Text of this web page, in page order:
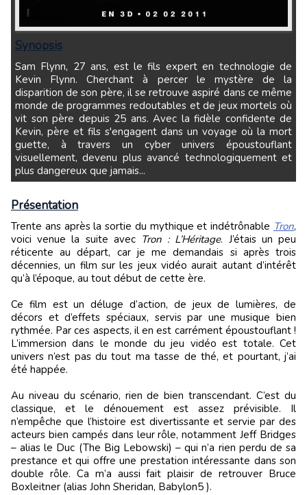
Synopsis
Sam Flynn, 27 ans, est le fils expert en technologie de
Kevin Flynn. Cherchant à percer le mystère de la
disparition de son père, il se retrouve aspiré dans ce même
monde de programmes redoutables et de jeux mortels où
vit son père depuis 25 ans. Avec la fidèle confidente de
Kevin, père et fils s'engagent dans un voyage où la mort
guette, à travers un cyber univers époustouflant
visuellement, devenu plus avancé technologiquement et
plus dangereux que jamais...
Présentation
Trente ans après la sortie du mythique et indétrônable Tron,
voici venue la suite avec Tron : L’Héritage. J’étais un peu
réticente au départ, car je me demandais si après trois
décennies, un film sur les jeux vidéo aurait autant d’intérêt
qu’à l’époque, au tout début de cette ère.
Ce film est un déluge d’action, de jeux de lumières, de
décors et d’effets spéciaux, servis par une musique bien
rythmée. Par ces aspects, il en est carrément époustouflant !
L’immersion dans le monde du jeu vidéo est totale. Cet
univers n’est pas du tout ma tasse de thé, et pourtant, j’ai
été happée.
Au niveau du scénario, rien de bien transcendant. C’est du
classique, et le dénouement est assez prévisible. Il
n’empêche que l’histoire est divertissante et servie par des
acteurs bien campés dans leur rôle, notamment Jeff Bridges
– alias le Duc (The Big Lebowski) – qui n’a rien perdu de sa
prestance et qui offre une prestation intéressante dans son
double rôle. Ca m’a aussi fait plaisir de retrouver Bruce
Boxleitner (alias John Sheridan, Babylon5 ).